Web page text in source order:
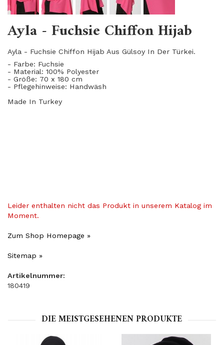
Ayla - Fuchsie Chiffon Hijab
Ayla - Fuchsie Chiffon Hijab Aus Gülsoy In Der Türkei.
- Farbe: Fuchsie
- Material: 100% Polyester
- Größe: 70 x 180 cm
- Pflegehinweise: Handwäsh
Made In Turkey
Leider enthalten nicht das Produkt in unserem Katalog im
Moment.
Zum Shop Homepage »
Sitemap »
Artikelnummer:
180419
DIE MEISTGESEHENEN PRODUKTE